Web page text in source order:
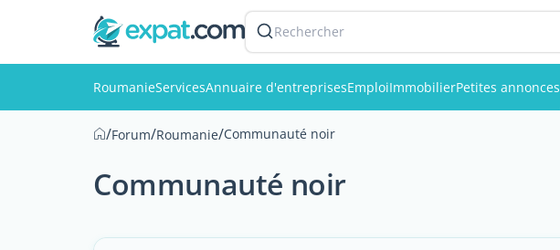
Rechercher
RoumanieServicesAnnuaire d'entreprisesEmploiImmobilierPetites annonces
/Forum/Roumanie/Communauté noir
Communauté noir